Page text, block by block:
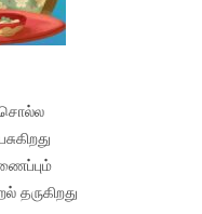
சொல்ல
தருகிறது